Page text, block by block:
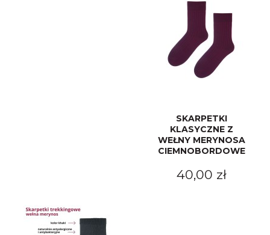
SKARPETKI
KLASYCZNE Z
WEŁNY MERYNOSA
CIEMNOBORDOWE
40,00 zł